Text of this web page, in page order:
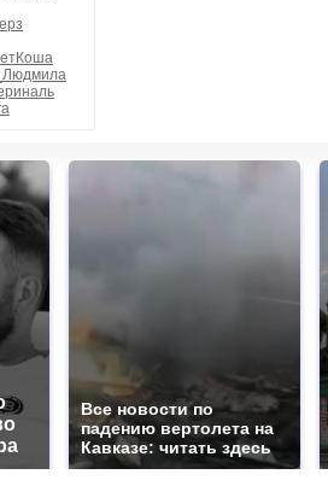
Все новости по
падению вертолета на
Кавказе: читать здесь